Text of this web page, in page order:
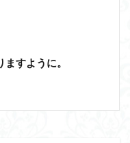
すように。